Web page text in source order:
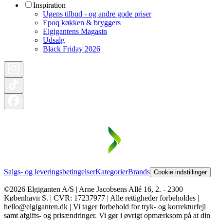
Inspiration
Ugens tilbud - og andre gode priser
Epoq køkken & bryggers
Elgigantens Magasin
Udsalg
Black Friday 2026
Salgs- og leveringsbetingelserKategorierBrands Cookie indstillinger
©2026 Elgiganten A/S | Arne Jacobsens Allé 16, 2. - 2300
København S. | CVR: 17237977 | Alle rettigheder forbeholdes |
hello@elgiganten.dk | Vi tager forbehold for tryk- og korrekturfejl
samt afgifts- og prisændringer. Vi gør i øvrigt opmærksom på at din